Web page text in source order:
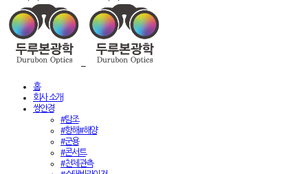
홈
회사 소개
쌍안경
#탐조
#항해#해양
#군용
#콘서트
#천체관측